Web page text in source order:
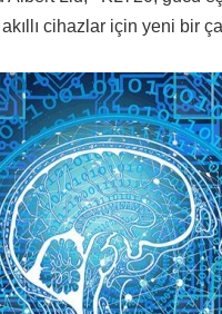
cihazlar için yeni bir